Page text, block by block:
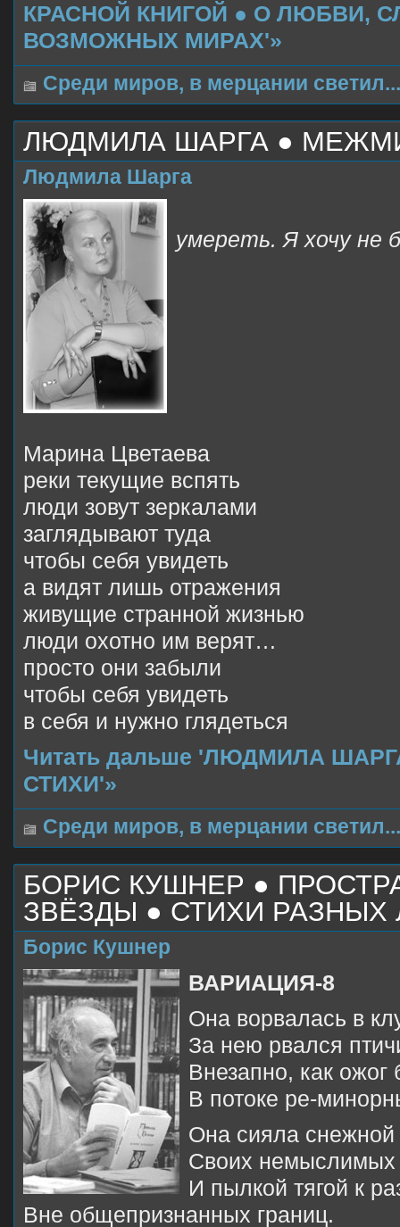
КРАСНОЙ КНИГОЙ ● O ЛЮБВИ,
ВОЗМОЖНЫХ МИРАХ'»
Среди миров, в мерцании светил...
ЛЮДМИЛА ШАРГА ●
Людмила Шарга
умереть. Я хочу не
Марина Цветаева
реки текущие вспять
люди зовут зеркалами
заглядывают туда
чтобы себя увидеть
а видят лишь отражения
живущие странной жизнью
люди охотно им верят…
просто они забыли
чтобы себя увидеть
в себя и нужно глядеться
Читать дальше 'ЛЮДМИЛА
СТИХИ'»
Среди миров, в мерцании светил...
БОРИС КУШНЕР ●
ЗВЁЗДЫ ● СТИХИ РАЗНЫХ
Борис Кушнер
ВАРИАЦИЯ-8
Она ворвалась в
За нею рвался
Внезапно, как ожог
В потоке ре-
Она сияла
Своих немыслимых
И пылкой тягой к
Вне общепризнанных границ.